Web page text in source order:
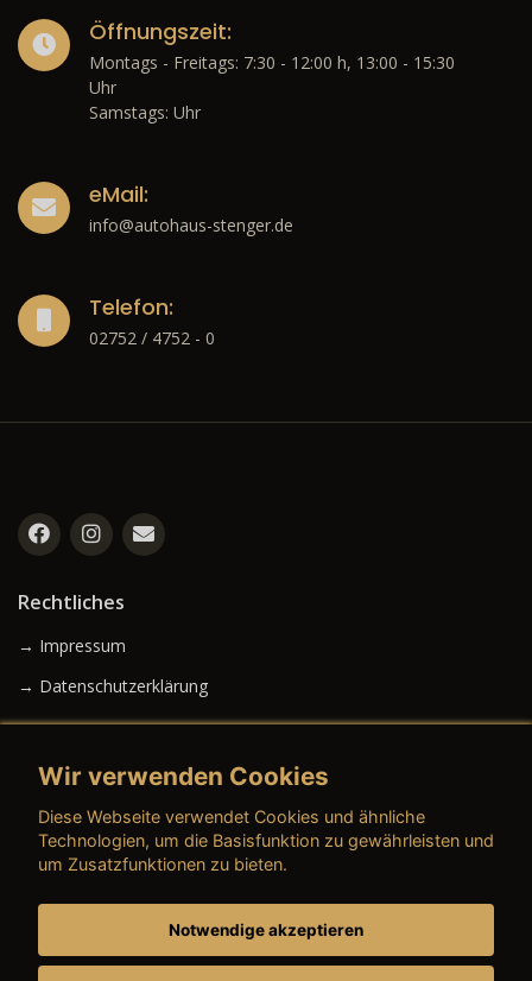
Öffnungszeit:
Montags - Freitags: 7:30 - 12:00 h, 13:00 - 15:30
Uhr
Samstags: Uhr
eMail:
info@autohaus-stenger.de
Telefon:
02752 / 4752 - 0
Rechtliches
→ Impressum
→ Datenschutzerklärung
→ AGB (Gebrauchtwagen)
→ AGB (Teile & Zubehör)
Wir verwenden Cookies
Diese Webseite verwendet Cookies und ähnliche
Technologien, um die Basisfunktion zu gewährleisten und
um Zusatzfunktionen zu bieten.
Notwendige akzeptieren